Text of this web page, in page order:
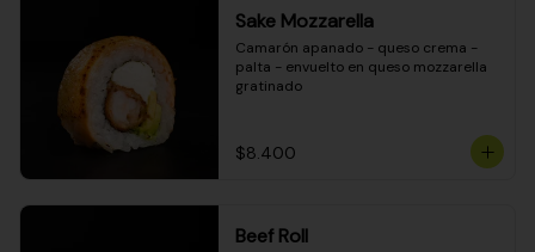
Sake Mozzarella
Camarón apanado - queso crema -
palta - envuelto en queso mozzarella
gratinado
$8.400
Beef Roll